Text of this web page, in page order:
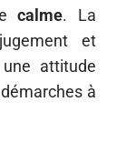
calme. La
et
attitude
à